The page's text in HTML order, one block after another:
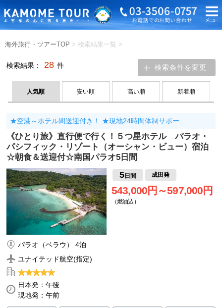
海外旅行・ツアーTOP > 検索結果一覧 >
検索結果： 28 件 検索条件を変更
人気順 安い順 高い順 新着順
★空港～ホテル間送迎付き！ ★現地24時間体制サポー…
《ひとり旅》直行便で行く！５つ星ホテル パラオ・
パシフィック・リゾート（オーシャン・ビュー）宿泊
☆朝食＆送迎付☆南国パラオ5日間
5日間 成田発
543,000円～597,000円
（燃油込）
パラオ（ベラウ） 4泊
ユナイテッド航空(指定)
日本発：午後
現地発：午前